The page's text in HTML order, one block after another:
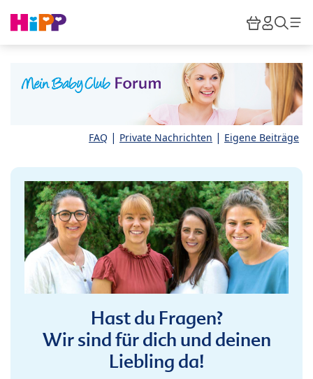
HiPP
FAQ | Private Nachrichten | Eigene Beiträge
Hast du Fragen?
Wir sind für dich und deinen
Liebling da!